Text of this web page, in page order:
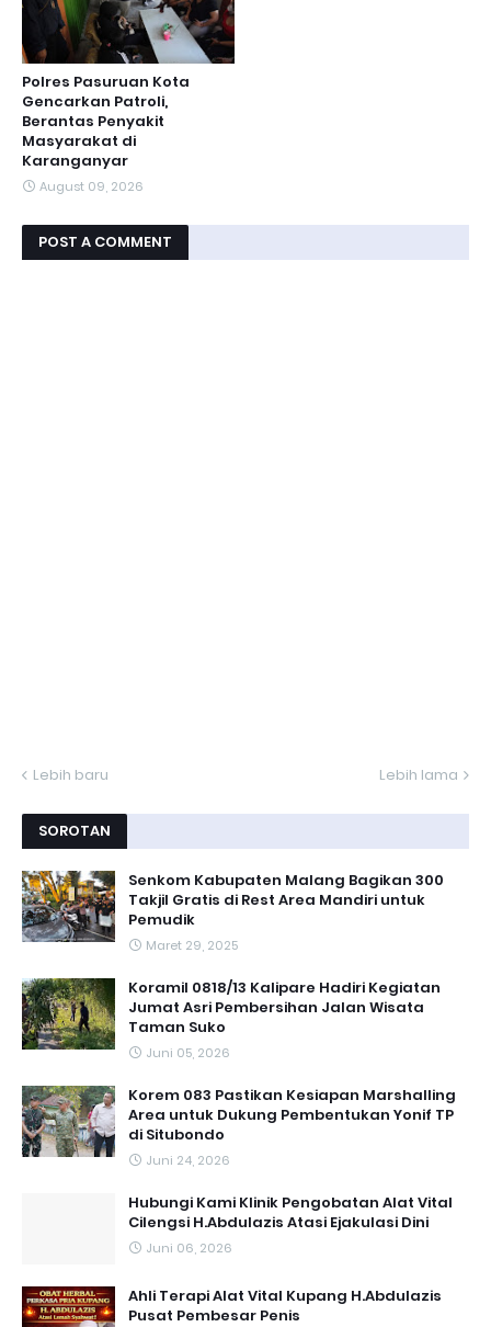
Polres Pasuruan Kota
Gencarkan Patroli,
Berantas Penyakit
Masyarakat di
Karanganyar
August 09, 2026
POST A COMMENT
Lebih baru Lebih lama
SOROTAN
Senkom Kabupaten Malang Bagikan 300
Takjil Gratis di Rest Area Mandiri untuk
Pemudik
Maret 29, 2025
Koramil 0818/13 Kalipare Hadiri Kegiatan
Jumat Asri Pembersihan Jalan Wisata
Taman Suko
Juni 05, 2026
Korem 083 Pastikan Kesiapan Marshalling
Area untuk Dukung Pembentukan Yonif TP
di Situbondo
Juni 24, 2026
Hubungi Kami Klinik Pengobatan Alat Vital
Cilengsi H.Abdulazis Atasi Ejakulasi Dini
Juni 06, 2026
Ahli Terapi Alat Vital Kupang H.Abdulazis
Pusat Pembesar Penis